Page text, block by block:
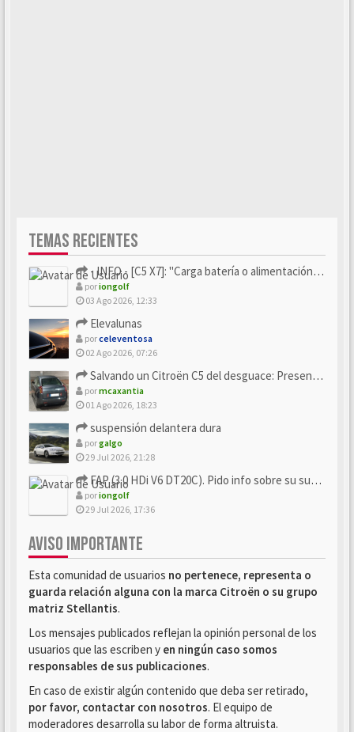
TEMAS RECIENTES
- INFO - [C5 X7]: "Carga batería o alimentación eléctri...
poriongolf
03 Ago 2026, 12:33
Elevalunas
porceleventosa
02 Ago 2026, 07:26
Salvando un Citroën C5 del desguace: Presentación y seguimiento
pormcaxantia
01 Ago 2026, 18:23
suspensión delantera dura
porgalgo
29 Jul 2026, 21:28
FAP (3.0 HDi V6 DT20C). Pido info sobre su sustitución
poriongolf
29 Jul 2026, 17:36
AVISO IMPORTANTE
Esta comunidad de usuarios no pertenece, representa o
guarda relación alguna con la marca Citroën o su grupo
matriz Stellantis.
Los mensajes publicados reflejan la opinión personal de los
usuarios que las escriben y en ningún caso somos
responsables de sus publicaciones.
En caso de existir algún contenido que deba ser retirado,
por favor, contactar con nosotros. El equipo de
moderadores desarrolla su labor de forma altruista.